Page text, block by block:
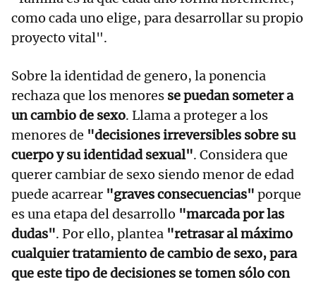
como cada uno elige, para desarrollar su propio
proyecto vital".
Sobre la identidad de genero, la ponencia
rechaza que los menores se puedan someter a
un cambio de sexo. Llama a proteger a los
menores de "decisiones irreversibles sobre su
cuerpo y su identidad sexual". Considera que
querer cambiar de sexo siendo menor de edad
puede acarrear "graves consecuencias" porque
es una etapa del desarrollo "marcada por las
dudas". Por ello, plantea "retrasar al máximo
cualquier tratamiento de cambio de sexo, para
que este tipo de decisiones se tomen sólo con